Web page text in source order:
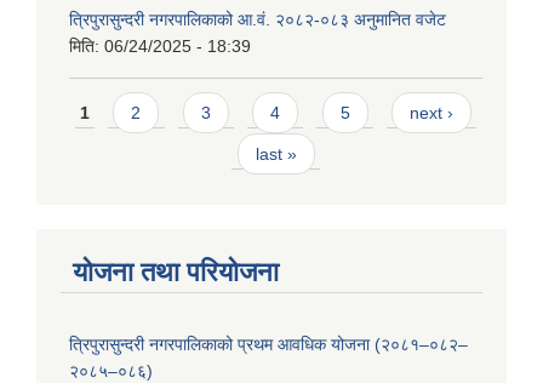
त्रिपुरासुन्दरी नगरपालिकाको आ.वं. २०८२-०८३ अनुमानित वजेट
मिति: 06/24/2025 - 18:39
Pages
1 2 3 4 5 next ›
last »
योजना तथा परियोजना
त्रिपुरासुन्दरी नगरपालिकाको प्रथम आवधिक योजना (२०८१–०८२–
२०८५–०८६)